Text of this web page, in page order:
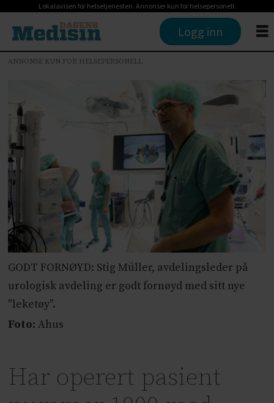
Lokalavisen for helsetjenesten. Annonser kun for helsepersonell.
Logg inn
ANNONSE KUN FOR HELSEPERSONELL
GODT FORNØYD: Stig Müller, avdelingsleder på
urologisk avdeling er godt fornøyd med sitt nye
"leketøy".
Foto: Ahus
Har operert pasient